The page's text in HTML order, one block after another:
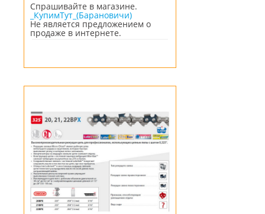
Спрашивайте в магазине.
_КупимТут_(Барановичи)
Не является предложением о
продаже в интернете.